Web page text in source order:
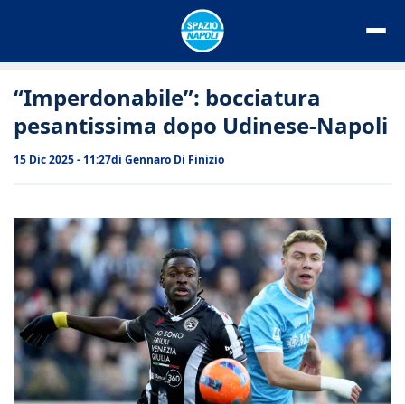
“Imperdonabile”: bocciatura
pesantissima dopo Udinese-Napoli
15 Dic 2025 - 11:27di Gennaro Di Finizio